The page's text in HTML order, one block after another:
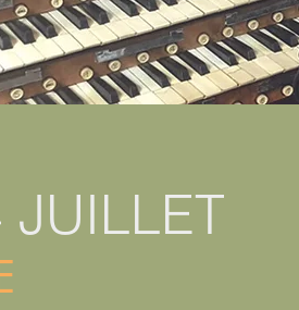
JUILLET